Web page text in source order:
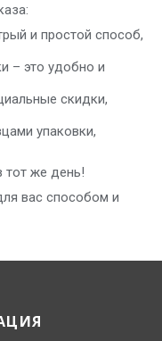
и простой способ,
– это удобно и
скидки,
упаковки,
тот же день!
вас способом и